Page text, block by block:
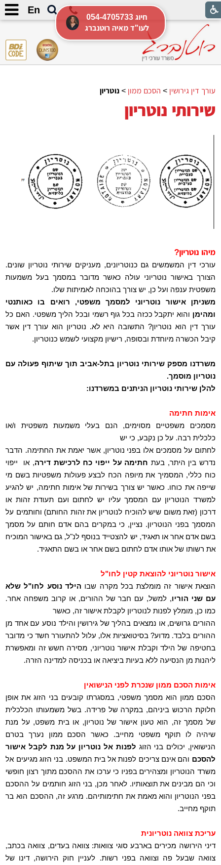
En
עורך דין גירושין > הסכם ממון >נוטריון
שירותי נוטריון
מיהו נוטריון?
עורכי דין המשמשים גם כנוטריונים, מעניקים שירותי נוטריון שונים.
הצורך באישור נוטריוני עולה כאשר מדובר במסמך בעל משמעות
משפטית ענפה ועל כן, יש צורך בהוכחה לאמיתות שלו.
משניתן אישור נוטריוני למסמך משפטי, רואים בו כאותנטי
ומהימן והוא יתקבל ככזה בכל גוף רשמי ובכל הליך משפטי. האם כל
עורך דין הוא נוטריון? התשובה היא לא. נוטריון הוא עורך דין אשר
קיבל הכשרה מיוחדת ובסופה, רישיון מקצועי לשמש כנוטריון.
משרדנו מספק שירותי נוטריון בתל-אביב תוך שיתוף פעולה עם
נוטריון מוסמך.
להלן שירותי נוטריון הניתנים במשרדנו:
אימות חתימה
מסמכים משפטיים מסוימים, הנם בעלי משמעות משפטית ו/או
כלכלית רבה. על כן נקבע, כי יש
לחתום על מסמכים אלו בפני נוטריון, אשר יאמת את החתימה. הדבר
נדרש בין היתר, בעת חתימה על ייפוי כח לרכישת דירה, או
ייפוי
כוח כללי, המסמיך את מיופה הכח לבצע פעולות משפטיות בשם מי
שייפה את כוחו. כאשר יש צורך בשירות של אימות חתימה, יש להגיע
למשרד הנוטריון עם המסמך עליו יש לחתום ועם תעודת זהות או
דרכון (זאת משום שיש להוכיח לנוטריון את זהות החותם) וחותמים על
המסמך בפני הנוטריון. נציין, כי במקרים בהם אדם חותם על מסמך
בשם אדם אחר או תאגיד, יש להצטייד בנוסף לנ"ל, גם באישור המוכיח
את רשותו של אותו אדם לחתום בשם אחר או בשם התאגיד.
אישור נוטריוני להוצאת קטין לחו"ל
הוצאת אישור זה מומלצת בכל מקרה שבו הילד נוסע לחו"ל שלא
עם שני הוריו, למשל, עם חבר של ההורים, או קרוב משפחה אחר.
כמו כן, מומלץ לפנות לנוטריון לקבלת אישור זה, כאשר
ההורים גרושים, או נמצאים בהליך של גירושין והילד נוסע עם אחד מן
ההורים בלבד. מדוע? בסיטואציות אלו, עלול להתעורר חשד כי מדובר
בחטיפה של הילד וקבלת אישור נוטריוני, מסירה חשש זה ומאפשרת
ליהנות מן הנסיעה ללא בעיות ביציאה או בכניסה למדינה הזרה.
אימות הסכם ממון שנכרת לפני הנישואין
הסכם ממון הוא מסמך משפטי, במסגרתו קובעים בני הזוג את אופן
חלוקת הרכוש ביניהם, במקרה של פרידה. בשל משמעותו הכלכלית
של מסמך זה, הוא טעון אישור של נוטריון, או בית משפט, על מנת
שיהיה לו תוקף משפטי מחייב. כאשר הסכם ממון נערך בטרם
הנישואין, יכולים בני הזוג לפנות אל נוטריון על מנת לקבל אישור
להסכם והם אינם צריכים לפנות אל בית המשפט. בני הזוג מגיעים אל
משרד הנוטריון ומצהירים בפניו כי ערכו את ההסכם מתוך רצון חופשי
וכי הם מבינים את תוצאותיו. לאחר מכן, בני הזוג חותמים על ההסכם
בפני הנוטריון והוא מאמת את חתימותיהם. מרגע זה, ההסכם הוא בר
תוקף מחייב.
עריכת צוואה נוטריונית
דיני הירושה מכירים בארבע סוגי צוואות: צוואה בעדים, צוואה בכתב,
צוואה שבעל פה וצוואה בפני רשות. לעניין חוק הירושה, דינו של
054-4705733 חיוג
לעו"ד מאיה רוטנברג